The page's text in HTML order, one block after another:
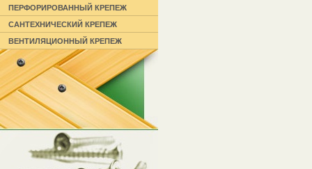
ПЕРФОРИРОВАННЫЙ КРЕПЕЖ
САНТЕХНИЧЕСКИЙ КРЕПЕЖ
ВЕНТИЛЯЦИОННЫЙ КРЕПЕЖ